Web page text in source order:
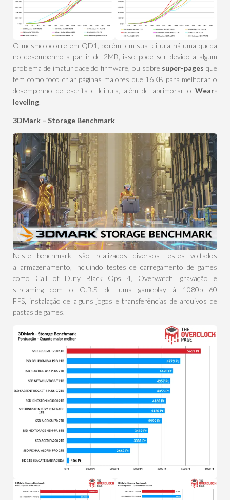
O mesmo ocorre em QD1, porém, em sua leitura há uma queda
no desempenho a partir de 2MB, isso pode ser devido a algum
problema de imaturidade do firmware, ou sobre super-pages que
tem como foco criar páginas maiores que 16KB para melhorar o
desempenho de escrita e leitura, além de aprimorar o Wear-
leveling.
3DMark – Storage Benchmark
Neste benchmark, são realizados diversos testes voltados
a armazenamento, incluindo testes de carregamento de games
como Call of Duty Black Ops 4, Overwatch, gravação e
streaming com o O.B.S. de uma gameplay à 1080p 60
FPS, instalação de alguns jogos e transferências de arquivos de
pastas de games.